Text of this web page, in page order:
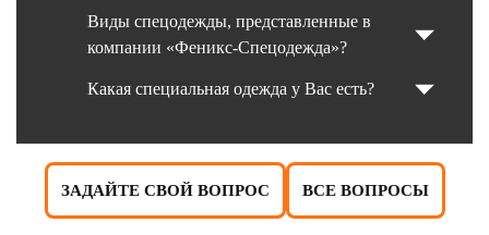
Виды спецодежды, представленные в
компании «Феникс-Спецодежда»?
Какая специальная одежда у Вас есть?
ЗАДАЙТЕ СВОЙ ВОПРОС ВСЕ ВОПРОСЫ